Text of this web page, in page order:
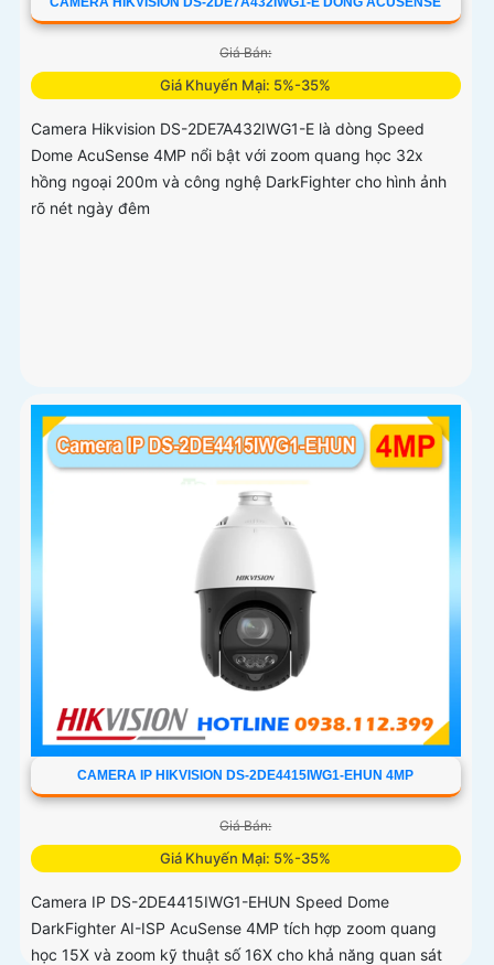
Giá Bán:
Giá Khuyến Mại: 5%-35%
Camera Hikvision DS-2DE7A432IWG1-E là dòng Speed
Dome AcuSense 4MP nổi bật với zoom quang học 32x
hồng ngoại 200m và công nghệ DarkFighter cho hình ảnh
rõ nét ngày đêm
CAMERA IP HIKVISION DS-2DE4415IWG1-EHUN 4MP
Giá Bán:
Giá Khuyến Mại: 5%-35%
Camera IP DS-2DE4415IWG1-EHUN Speed Dome
DarkFighter AI-ISP AcuSense 4MP tích hợp zoom quang
học 15X và zoom kỹ thuật số 16X cho khả năng quan sát